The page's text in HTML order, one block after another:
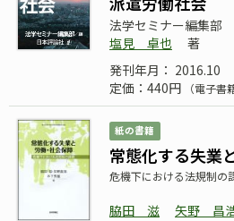
法学セミナー編集部
塩見 卓也
著
発刊年月： 2016.10
定価：440円
（電子
紙の書籍
常態化する失業
危機下における法規制の
脇田 滋 矢野 昌